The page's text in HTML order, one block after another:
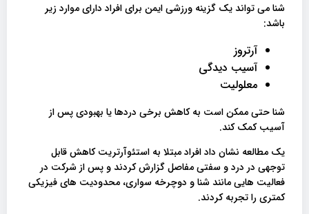
شنا می تواند یک گزینه ورزشی ایمن برای افراد دارای موارد زیر
باشد:
آرتروز
آسیب دیدگی
معلولیت
شنا حتی ممکن است به کاهش برخی دردها یا بهبودی پس از
آسیب کمک کند.
یک مطالعه نشان داد افراد مبتلا به استئوآرتریت کاهش قابل
توجهی در درد و سفتی مفاصل گزارش کردند و پس از شرکت در
فعالیت هایی مانند شنا و دوچرخه سواری، محدودیت های فیزیکی
کمتری را تجربه کردند.